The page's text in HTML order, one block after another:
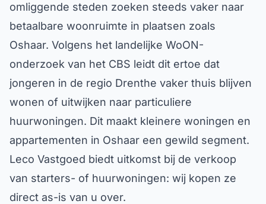
omliggende steden zoeken steeds vaker naar
betaalbare woonruimte in plaatsen zoals
Oshaar. Volgens het landelijke WoON-
onderzoek van het CBS leidt dit ertoe dat
jongeren in de regio Drenthe vaker thuis blijven
wonen of uitwijken naar particuliere
huurwoningen. Dit maakt kleinere woningen en
appartementen in Oshaar een gewild segment.
Leco Vastgoed biedt uitkomst bij de verkoop
van starters- of huurwoningen: wij kopen ze
direct as-is van u over.